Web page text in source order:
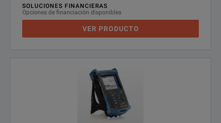
SOLUCIONES FINANCIERAS
Opciones de financiación disponibles
VER PRODUCTO